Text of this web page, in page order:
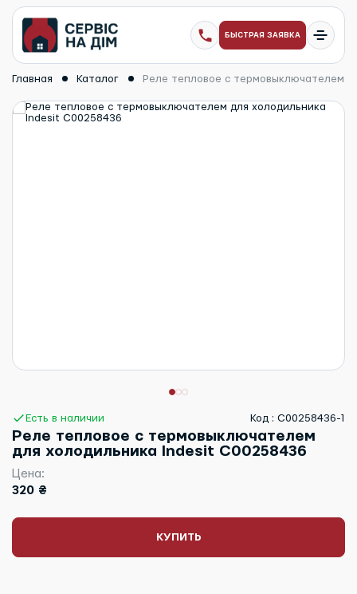
БЫСТРАЯ ЗАЯВКА
Главная Каталог Реле тепловое с термовыключателем
Есть в наличии Код : C00258436-1
Реле тепловое с термовыключателем
для холодильника Indesit C00258436
Цена:
320 ₴
КУПИТЬ